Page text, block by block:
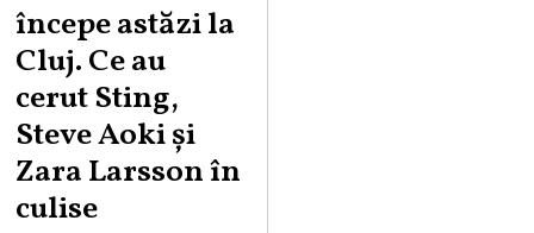
începe astăzi la
Cluj. Ce au
cerut Sting,
Steve Aoki și
Zara Larsson în
culise